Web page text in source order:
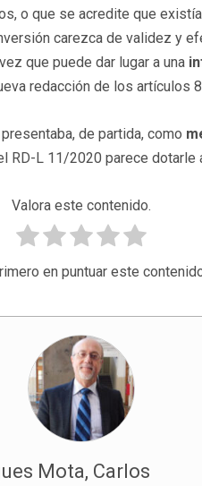
o que se acredite que
carezca de validez y
que puede dar lugar a una
redacción de los artículos
de partida, como
L 11/2020 parece dotarle
Valora este contenido.
en puntuar este
Mota, Carlos